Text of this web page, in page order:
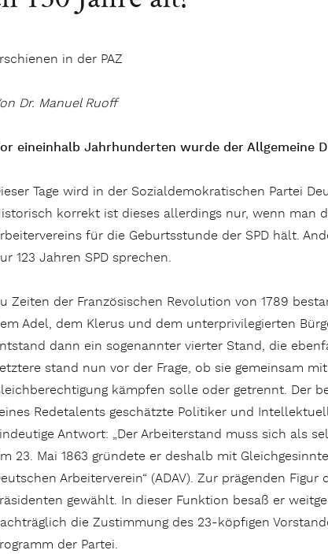
in der PAZ
Dr. Manuel Ruoff
eineinhalb Jahrhunderten wurde der Allgemeine
Tage wird in der Sozialdemokratischen Partei
korrekt ist dieses allerdings nur, wenn man
für die Geburtsstunde der SPD hält.
123 Jahren SPD sprechen.
Zeiten der Französischen Revolution von 1789
Adel, dem Klerus und dem unterprivilegierten
dann ein sogenannter vierter Stand, die
stand nun vor der Frage, ob sie gemeinsam
kämpfen solle oder getrennt. Der
Redetalents geschätzte Politiker und
Antwort: „Der Arbeiterstand muss sich als
23. Mai 1863 gründete er deshalb mit
Arbeiterverein“ (ADAV). Zur prägenden
gewählt. In dieser Funktion besaß er
die Zustimmung des 23-köpfigen
der Partei.